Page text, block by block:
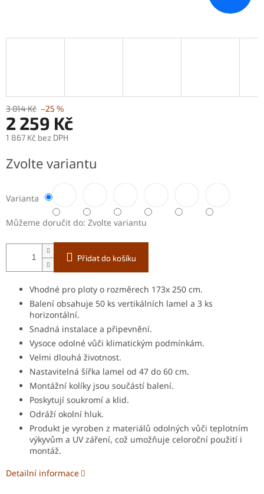
3 014 Kč –25 %
2 259 Kč
1 867 Kč bez DPH
cena:
Zvolte variantu
Varianta
Můžeme doručit do: Zvolte variantu
Přidat do košíku
Vhodné pro ploty o rozměrech 173x 250 cm.
Balení obsahuje 50 ks vertikálních lamel a 3 ks
horizontální.
Snadná instalace a připevnění.
Vysoce odolné vůči klimatickým podmínkám.
Velmi dlouhá životnost.
Nastavitelná šířka lamel od 47 do 60 cm.
Montážní kolíky jsou součástí balení.
Poskytují soukromí a klid.
Odráží okolní hluk.
Produkt je vyroben z materiálů odolných vůči teplotním
výkyvům a UV záření, což umožňuje celoroční použití i
montáž.
Detailní informace